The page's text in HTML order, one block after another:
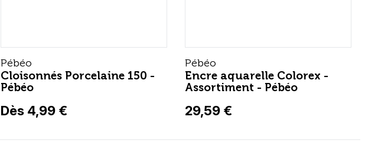
Pébéo
Cloisonnés Porcelaine 150 -
Pébéo
Dès 4,99 €
Pébéo
Encre aquarelle Colorex -
Assortiment - Pébéo
29,59 €